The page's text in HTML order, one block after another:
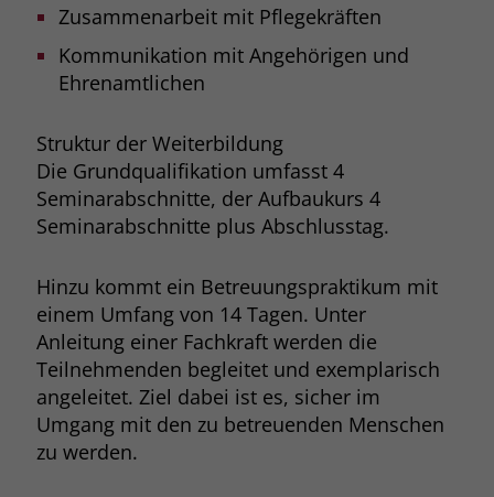
Zusammenarbeit mit Pflegekräften
Kommunikation mit Angehörigen und
Ehrenamtlichen
Struktur der Weiterbildung
Die Grundqualifikation umfasst 4
Seminarabschnitte, der Aufbaukurs 4
Seminarabschnitte plus Abschlusstag.
Hinzu kommt ein Betreuungspraktikum mit
einem Umfang von 14 Tagen. Unter
Anleitung einer Fachkraft werden die
Teilnehmenden begleitet und exemplarisch
angeleitet. Ziel dabei ist es, sicher im
Umgang mit den zu betreuenden Menschen
zu werden.